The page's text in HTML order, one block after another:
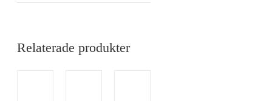
Relaterade produkter